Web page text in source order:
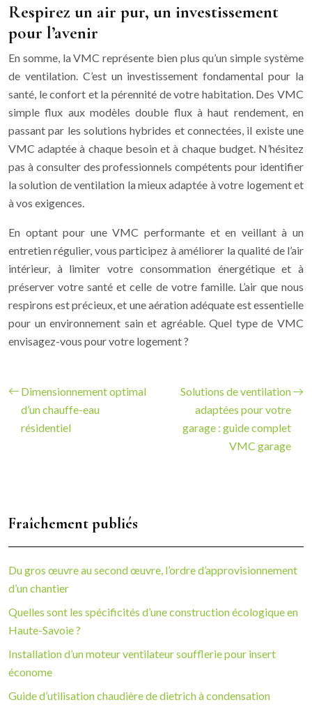
Respirez un air pur, un investissement
pour l’avenir
En somme, la VMC représente bien plus qu’un simple système
de ventilation. C’est un investissement fondamental pour la
santé, le confort et la pérennité de votre habitation. Des VMC
simple flux aux modèles double flux à haut rendement, en
passant par les solutions hybrides et connectées, il existe une
VMC adaptée à chaque besoin et à chaque budget. N’hésitez
pas à consulter des professionnels compétents pour identifier
la solution de ventilation la mieux adaptée à votre logement et
à vos exigences.
En optant pour une VMC performante et en veillant à un
entretien régulier, vous participez à améliorer la qualité de l’air
intérieur, à limiter votre consommation énergétique et à
préserver votre santé et celle de votre famille. L’air que nous
respirons est précieux, et une aération adéquate est essentielle
pour un environnement sain et agréable. Quel type de VMC
envisagez-vous pour votre logement ?
Dimensionnement optimal
d’un chauffe-eau
résidentiel
Solutions de ventilation
adaptées pour votre
garage : guide complet
VMC garage
Fraîchement publiés
Du gros œuvre au second œuvre, l’ordre d’approvisionnement
d’un chantier
Quelles sont les spécificités d’une construction écologique en
Haute-Savoie ?
Installation d’un moteur ventilateur soufflerie pour insert
économe
Guide d’utilisation chaudière de dietrich à condensation